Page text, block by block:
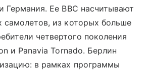
Германия. Ее ВВС насчитывают
самолетов, из которых больше
четвертого поколения
и Panavia Tornado. Берлин
в рамках программы